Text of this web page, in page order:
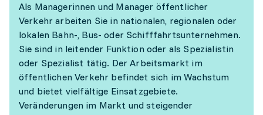
Als Managerinnen und Manager öffentlicher
Verkehr arbeiten Sie in nationalen, regionalen oder
lokalen Bahn-, Bus- oder Schifffahrtsunternehmen.
Sie sind in leitender Funktion oder als Spezialistin
oder Spezialist tätig. Der Arbeitsmarkt im
öffentlichen Verkehr befindet sich im Wachstum
und bietet vielfältige Einsatzgebiete.
Veränderungen im Markt und steigender